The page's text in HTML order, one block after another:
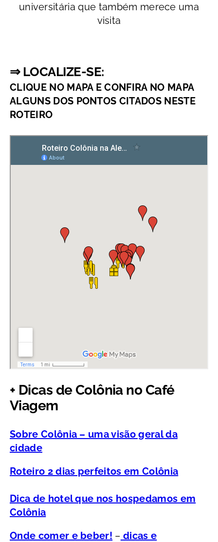
universitária que também merece uma
visita
⇒ LOCALIZE-SE:
CLIQUE NO MAPA E CONFIRA NO MAPA
ALGUNS DOS PONTOS CITADOS NESTE
ROTEIRO
+ Dicas de Colônia no Café
Viagem
Sobre Colônia – uma visão geral da
cidade
Roteiro 2 dias perfeitos em Colônia
Dica de hotel que nos hospedamos em
Colônia
Onde comer e beber! – dicas e